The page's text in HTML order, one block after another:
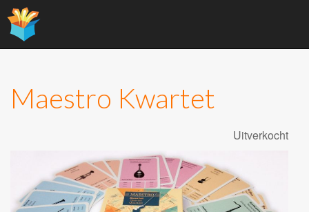
content
Maestro Kwartet
Uitverkocht